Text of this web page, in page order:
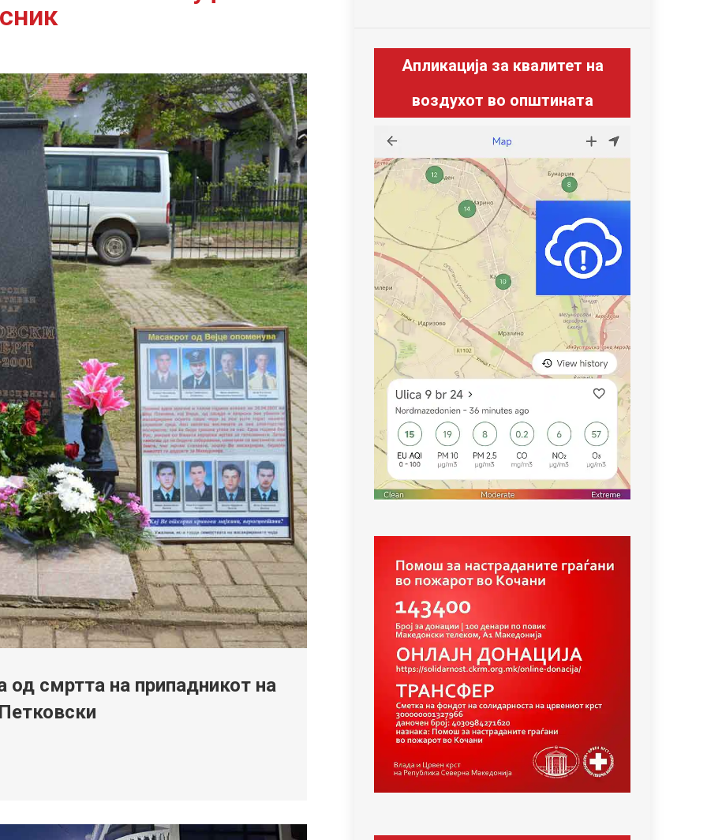
смртта на припадникот на
Апликација за квалитет на
воздухот во општината